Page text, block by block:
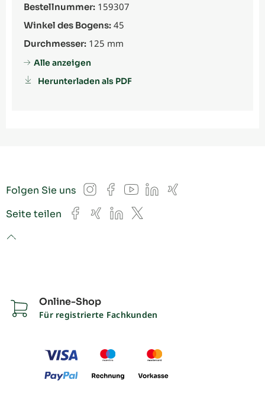
Bestellnummer: 159307
Winkel des Bogens: 45
Durchmesser: 125 mm
Alle anzeigen
Herunterladen als PDF
Folgen Sie uns Instagram
Facebook
YouTube
LinkedIn
Xing
Seite teilen Facebook
XingLinkedIn
X
to top
Online-Shop
Für registrierte Fachkunden